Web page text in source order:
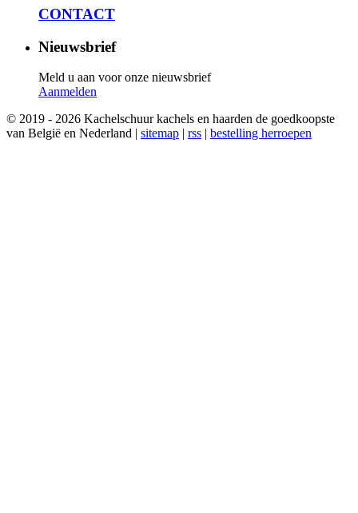
CONTACT
Nieuwsbrief
Meld u aan voor onze nieuwsbrief
Aanmelden
© 2019 - 2026 Kachelschuur kachels en haarden de goedkoopste
van België en Nederland | sitemap | rss | bestelling herroepen